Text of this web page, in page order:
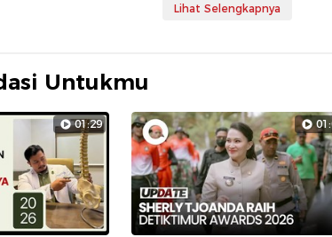
Lihat Selengkapnya
Untukmu
01:29